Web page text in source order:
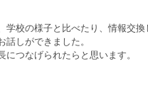
校の様子と比べたり、情報交換
しができました。
つなげられたらと思います。